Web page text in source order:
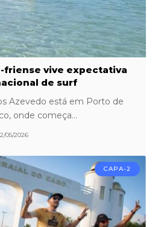
friense vive expectativa
de surf
Azevedo está em Porto de
onde começa…
05/2026
CAPA-2